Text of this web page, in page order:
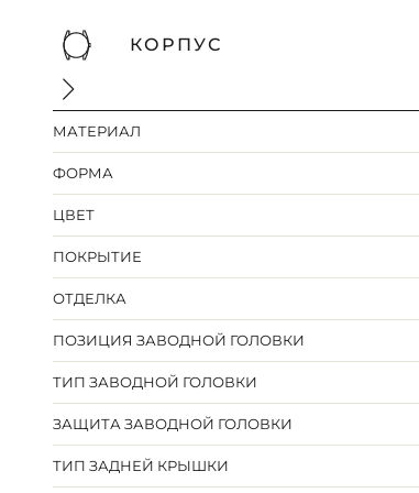
КОРПУС
МАТЕРИАЛ
ФОРМА
ЦВЕТ
ПОКРЫТИЕ
ОТДЕЛКА
ПОЗИЦИЯ ЗАВОДНОЙ ГОЛОВКИ
ТИП ЗАВОДНОЙ ГОЛОВКИ
ЗАЩИТА ЗАВОДНОЙ ГОЛОВКИ
ТИП ЗАДНЕЙ КРЫШКИ